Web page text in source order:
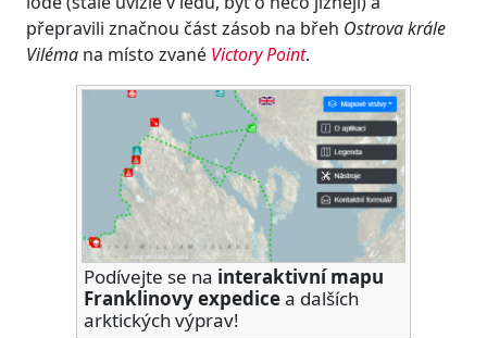
přepravili značnou část zásob na břeh Ostrova krále
Viléma na místo zvané Victory Point.
Podívejte se na interaktivní mapu
Franklinovy expedicea dalších
arktických výprav!